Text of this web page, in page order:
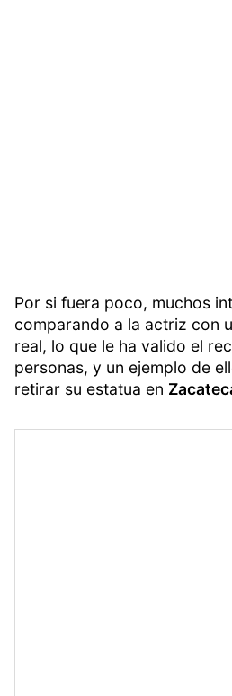
Por si fuera poco, muchos
comparando a la actriz con
real, lo que le ha valido el
personas, y un ejemplo de
retirar su estatua en